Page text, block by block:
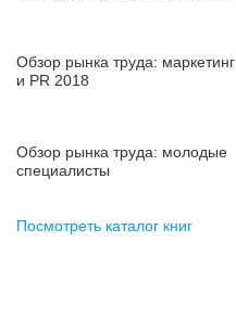
Обзор рынка труда: маркетинг
и PR 2018
Обзор рынка труда: молодые
специалисты
Посмотреть каталог книг